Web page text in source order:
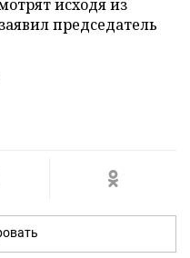
исходя из
председатель